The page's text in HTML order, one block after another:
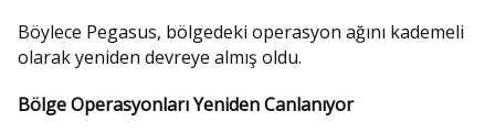
Böylece Pegasus, bölgedeki operasyon ağını kademeli
olarak yeniden devreye almış oldu.
Bölge Operasyonları Yeniden Canlanıyor